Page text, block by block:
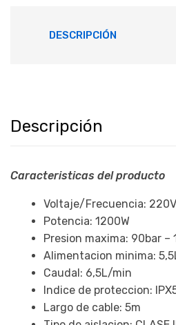
DESCRIPCIÓN
Descripción
Caracteristicas del producto
Voltaje/Frecuencia:
Potencia: 1200W
Presion maxima: 90bar –
Alimentacion minima:
Caudal: 6,5L/min
Indice de proteccion:
Largo de cable: 5m